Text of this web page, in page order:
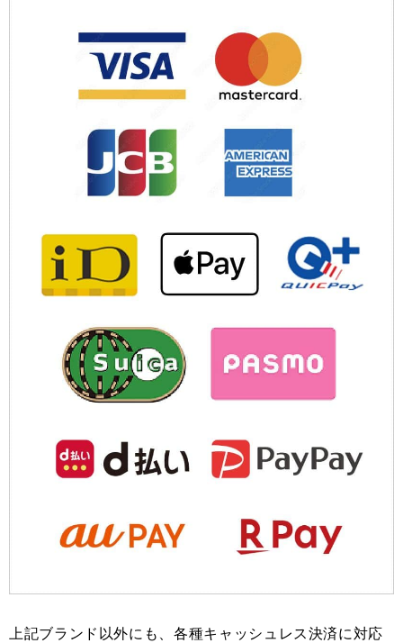
上記ブランド以外にも、各種キャッシュレス決済に対応